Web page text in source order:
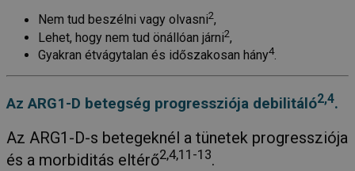
Nem tud beszélni vagy olvasni2,
Lehet, hogy nem tud önállóan járni2,
Gyakran étvágytalan és időszakosan hány4.
Az ARG1-D betegség progressziója debilitáló2,4.
Az ARG1-D-s betegeknél a tünetek progressziója
és a morbiditás eltérő2,4,11-13.